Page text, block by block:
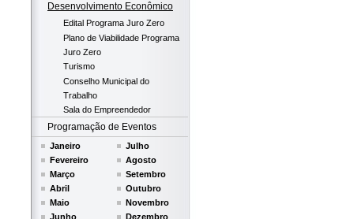
Desenvolvimento Econômico
Edital Programa Juro Zero
Plano de Viabilidade Programa
Juro Zero
Turismo
Conselho Municipal do
Trabalho
Sala do Empreendedor
Programação de Eventos
Janeiro
Fevereiro
Março
Abril
Maio
Junho
Julho
Agosto
Setembro
Outubro
Novembro
Dezembro